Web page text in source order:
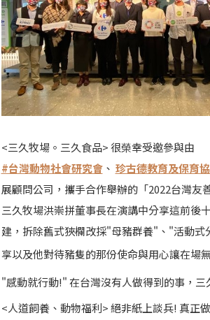
<三久牧場。三久食品> 很榮幸受邀參與由
#台灣動物社會研究會、 珍古德教育及保育
展顧問公司，攜手合作舉辦的「2022台灣友
三久牧場洪崇拼董事長在演講中分享這前後
建，拆除舊式狹欄改採"母豬群養"、"活動
享以及他對待豬隻的那份使命與用心讓在場
"感動就行動!" 在台灣沒有人做得到的事，三
<人道飼養、動物福利> 絕非紙上談兵! 真正